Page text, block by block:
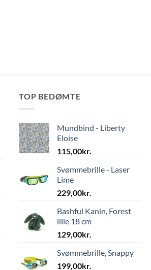
TOP BEDØMTE
Mundbind - Liberty
Eloise
115,00kr.
Svømmebrille - Laser
Lime
229,00kr.
Bashful Kanin, Forest
lille 18 cm
129,00kr.
Svømmebrille, Snappy
199,00kr.